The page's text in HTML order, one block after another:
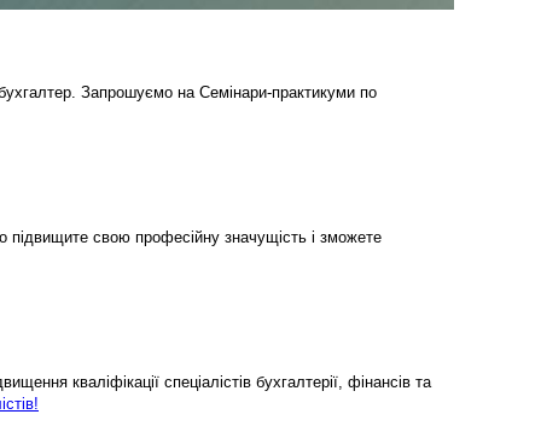
Запрошуємо на Семінари-практикуми по
підвищите свою професійну значущість і зможете
кваліфікації спеціалістів бухгалтерії, фінансів та